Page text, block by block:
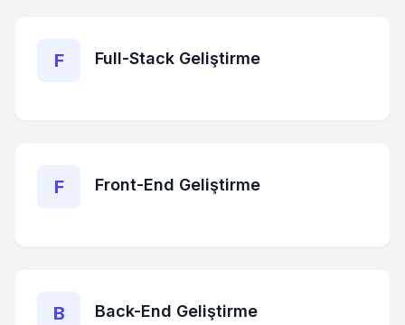
F Full-Stack Geliştirme
F Front-End Geliştirme
B Back-End Geliştirme